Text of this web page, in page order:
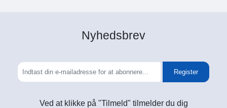
Nyhedsbrev
Register
Ved at klikke på "Tilmeld" tilmelder du dig